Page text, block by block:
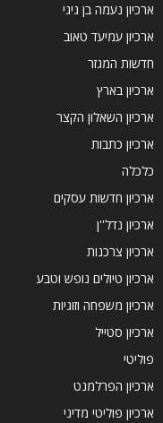
ארכיון נעמה בן גיגי
ארכיון עמיעד טאוב
חדשות המגזר
ארכיון בארץ
ארכיון השאלון הקצר
ארכיון כתבות
כלכלה
ארכיון חדשות עסקים
ארכיון נדל''ן
ארכיון צרכנות
ארכיון טיולים נופש וטבע
ארכיון משפחה וזוגיות
ארכיון סטייל
פוליטי
ארכיון הפרלמנט
ארכיון פוליטי מדיני